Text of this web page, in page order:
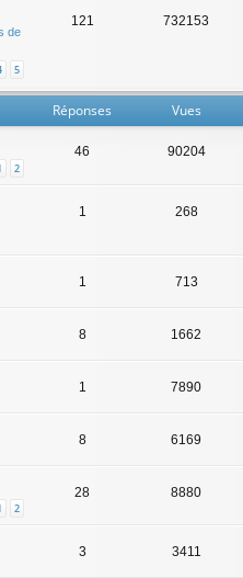
de
5
121 732153
Réponses Vues
2
46 90204
1 268
1 713
8 1662
1 7890
8 6169
2
28 8880
3 3411